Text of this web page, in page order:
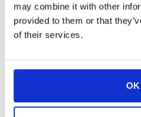
may combine it with other
provided to them or that
of their services.
OK
I prodotti Arthur Holm
per il Top 10 Tour
InfoComm15. Il tour
interessanti
annunciato che farà